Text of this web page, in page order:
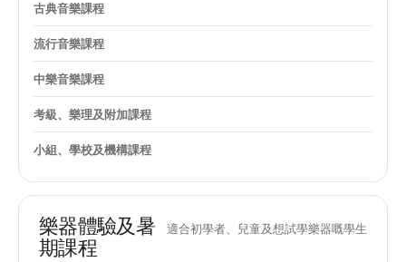
古典音樂課程
流行音樂課程
中樂音樂課程
考級、樂理及附加課程
小組、學校及機構課程
樂器體驗及暑
期課程
適合初學者、兒童及想試學樂器嘅學生